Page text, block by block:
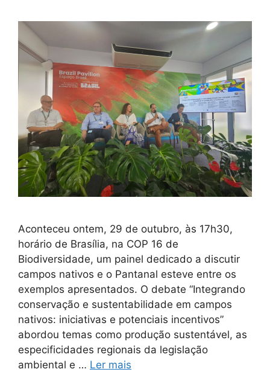
Aconteceu ontem, 29 de outubro, às 17h30,
horário de Brasília, na COP 16 de
Biodiversidade, um painel dedicado a discutir
campos nativos e o Pantanal esteve entre os
exemplos apresentados. O debate “Integrando
conservação e sustentabilidade em campos
nativos: iniciativas e potenciais incentivos”
abordou temas como produção sustentável, as
especificidades regionais da legislação
ambiental e … Ler mais